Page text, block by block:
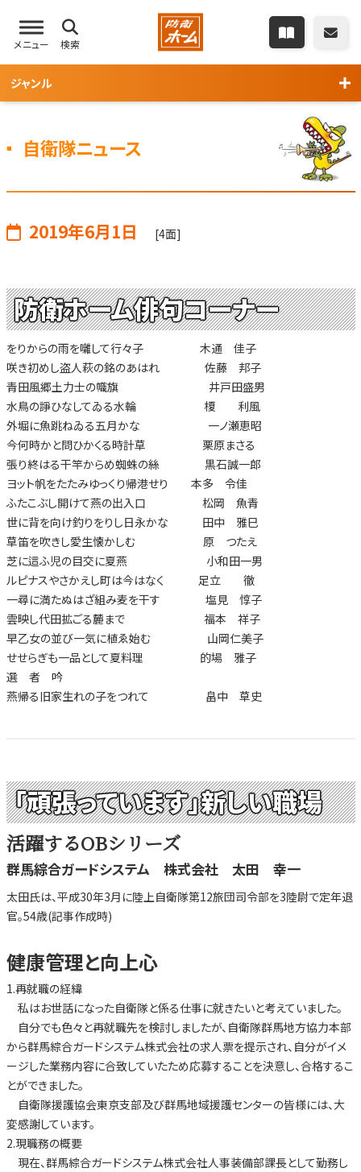
メニュー 検索
ジャンル
自衛隊ニュース
2019年6月1日 [4面]
防衛ホーム俳句コーナー
をりからの雨を囃して行々子 木通 佳子
咲き初めし盗人萩の銘のあはれ 佐藤 邦子
青田風郷土力士の幟旗 井戸田盛男
水鳥の諍ひなしてゐる水輪 榎 利風
外堀に魚跳ねゐる五月かな 一ノ瀬恵昭
今何時かと問ひかくる時計草 栗原まさる
張り終はる干竿からめ蜘蛛の絲 黒石誠一郎
ヨット帆をたたみゆっくり帰港せり 本多 令佳
ふたこぶし開けて燕の出入口 松岡 魚青
世に背を向け釣りをりし日永かな 田中 雅巳
草笛を吹きし愛生懐かしむ 原 つたえ
芝に這ふ児の目交に夏燕 小和田一男
ルピナスやさかえし町は今はなく 足立 徹
一尋に満たぬはざ組み麦を干す 塩見 惇子
雲映し代田拡ごる麓まで 福本 祥子
早乙女の並び一気に植ゑ始む 山岡仁美子
せせらぎも一品として夏料理 的場 雅子
選 者 吟
燕帰る旧家生れの子をつれて 畠中 草史
「頑張っています」新しい職場
活躍するOBシリーズ
群馬綜合ガードシステム 株式会社 太田 幸一
太田氏は、平成30年3月に陸上自衛隊第12旅団司令部を3陸尉で定年退
官。54歳(記事作成時)
健康管理と向上心
1.再就職の経緯
私はお世話になった自衛隊と係る仕事に就きたいと考えていました。
自分でも色々と再就職先を検討しましたが、自衛隊群馬地方協力本部
から群馬綜合ガードシステム株式会社の求人票を提示され、自分がイメ
ージした業務内容に合致していたため応募することを決意し、合格するこ
とができました。
自衛隊援護協会東京支部及び群馬地域援護センターの皆様には、大
変感謝しています。
2.現職務の概要
現在、群馬綜合ガードシステム株式会社人事装備部課長として勤務し